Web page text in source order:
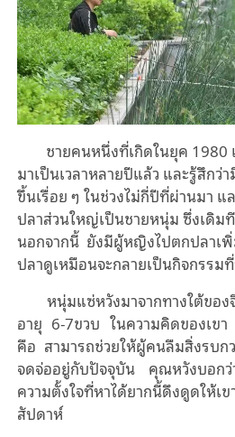
ชายคนหนึ่งที่เกิดในยุค 1980
มาเป็นเวลาหลายปีแล้ว และรู้สึก
ขึ้นเรื่อย ๆ ในช่วงไม่กี่ปีที่ผ่านมา
ปลาส่วนใหญ่เป็นชายหนุ่ม ซึ่งเดิม
นอกจากนี้ ยังมีผู้หญิงไปตกปลาเพิ่
ปลาดูเหมือนจะกลายเป็นกิจกรรม
หนุ่มแซ่หวังมาจากทางใต้ข
อายุ 6-7ขวบ ในความคิดของเข
คือ สามารถช่วยให้ผู้คนลืมสิ่งรบ
จดจ่ออยู่กับปัจจุบัน คุณหวังบอก
ความตั้งใจที่หาได้ยากนี้ดึงดูดให้เ
สัปดาห์